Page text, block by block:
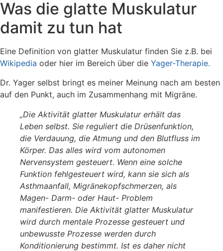
Was die glatte Muskulatur
damit zu tun hat
Eine Definition von glatter Muskulatur finden Sie z.B. bei
Wikipedia oder hier im Bereich über die Yager-Therapie.
Dr. Yager selbst bringt es meiner Meinung nach am besten
auf den Punkt, auch im Zusammenhang mit Migräne.
„Die Aktivität glatter Muskulatur erhält das
Leben selbst. Sie reguliert die Drüsenfunktion,
die Verdauung, die Atmung und den Blutfluss im
Körper. Das alles wird vom autonomen
Nervensystem gesteuert. Wenn eine solche
Funktion fehlgesteuert wird, kann sie sich als
Asthmaanfall, Migränekopfschmerzen, als
Magen- Darm- oder Haut- Problem
manifestieren. Die Aktivität glatter Muskulatur
wird durch mentale Prozesse gesteuert und
unbewusste Prozesse werden durch
Konditionierung bestimmt. Ist es daher nicht